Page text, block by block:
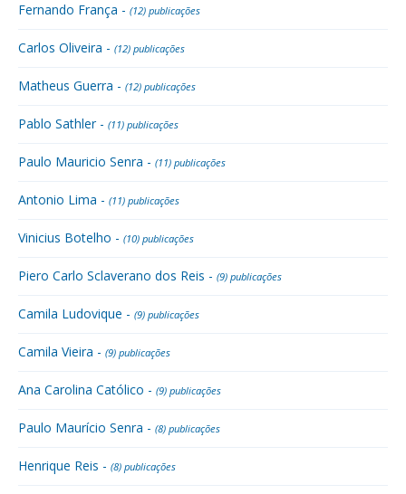
Fernando França - (12) publicações
Carlos Oliveira - (12) publicações
Matheus Guerra - (12) publicações
Pablo Sathler - (11) publicações
Paulo Mauricio Senra - (11) publicações
Antonio Lima - (11) publicações
Vinicius Botelho - (10) publicações
Piero Carlo Sclaverano dos Reis - (9) publicações
Camila Ludovique - (9) publicações
Camila Vieira - (9) publicações
Ana Carolina Católico - (9) publicações
Paulo Maurício Senra - (8) publicações
Henrique Reis - (8) publicações